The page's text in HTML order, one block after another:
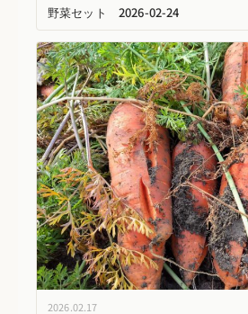
野菜セット 2026-02-24
2026.02.17